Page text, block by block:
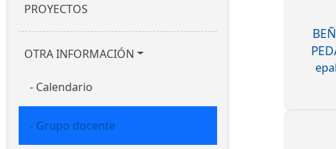
PROYECTOS
OTRA INFORMACIÓN
Calendario
Grupo docente